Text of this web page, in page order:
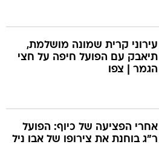
עירוני קרית שמונה מושלמת,
תיאבק עם הפועל חיפה על חצי
הגמר | צפו
אחרי הפציעה של כיוף: הפועל
ר"ג בוחנת את צירופו של אבו ניל